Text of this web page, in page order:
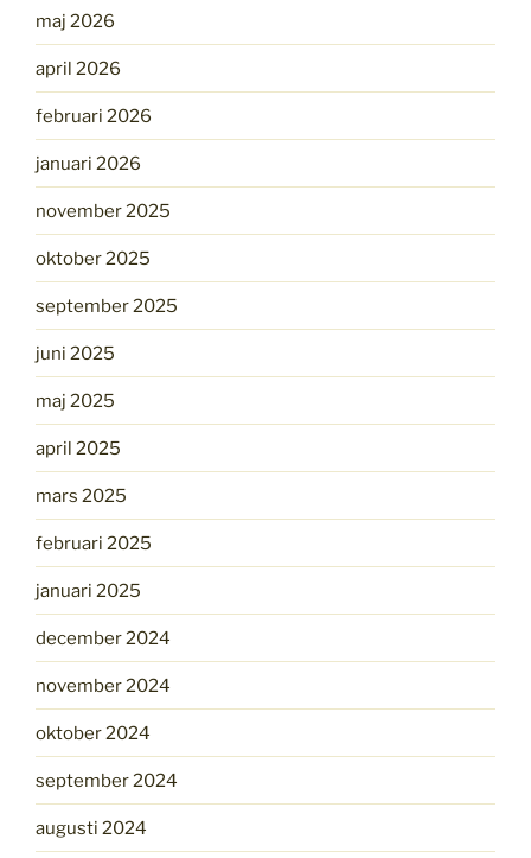
maj 2026
april 2026
februari 2026
januari 2026
november 2025
oktober 2025
september 2025
juni 2025
maj 2025
april 2025
mars 2025
februari 2025
januari 2025
december 2024
november 2024
oktober 2024
september 2024
augusti 2024